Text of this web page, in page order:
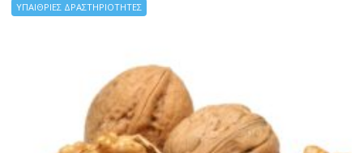
ΥΠΑΙΘΡΙΕΣ ΔΡΑΣΤΗΡΙΟΤΗΤΕΣ